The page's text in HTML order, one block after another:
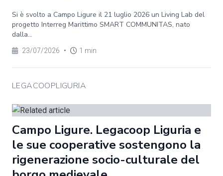
Si è svolto a Campo Ligure il 21 luglio 2026 un Living Lab del
progetto Interreg Marittimo SMART COMMUNITAS, nato
dalla...
23/07/2026 • 1 min
LEGACOOPLIGURIA
Campo Ligure. Legacoop Liguria e
le sue cooperative sostengono la
rigenerazione socio-culturale del